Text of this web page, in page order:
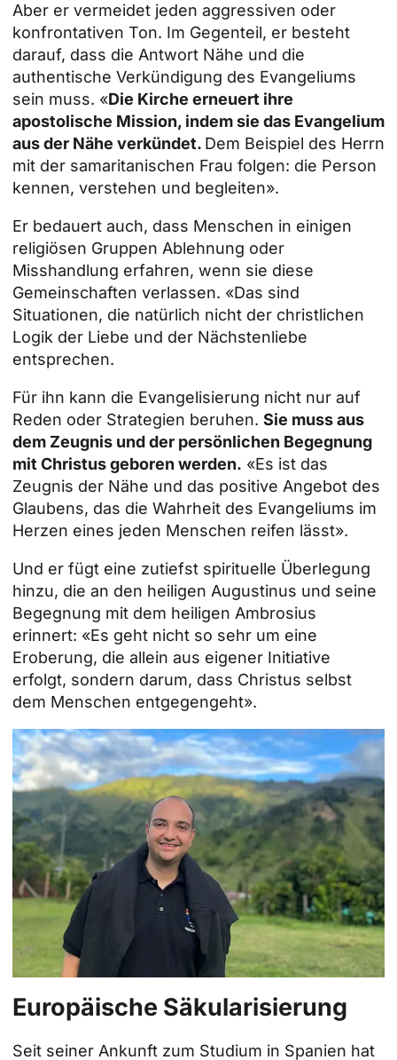
Aber er vermeidet jeden aggressiven oder
konfrontativen Ton. Im Gegenteil, er besteht
darauf, dass die Antwort Nähe und die
authentische Verkündigung des Evangeliums
sein muss. «Die Kirche erneuert ihre
apostolische Mission, indem sie das Evangelium
aus der Nähe verkündet. Dem Beispiel des Herrn
mit der samaritanischen Frau folgen: die Person
kennen, verstehen und begleiten».
Er bedauert auch, dass Menschen in einigen
religiösen Gruppen Ablehnung oder
Misshandlung erfahren, wenn sie diese
Gemeinschaften verlassen. «Das sind
Situationen, die natürlich nicht der christlichen
Logik der Liebe und der Nächstenliebe
entsprechen.
Für ihn kann die Evangelisierung nicht nur auf
Reden oder Strategien beruhen. Sie muss aus
dem Zeugnis und der persönlichen Begegnung
mit Christus geboren werden. «Es ist das
Zeugnis der Nähe und das positive Angebot des
Glaubens, das die Wahrheit des Evangeliums im
Herzen eines jeden Menschen reifen lässt».
Und er fügt eine zutiefst spirituelle Überlegung
hinzu, die an den heiligen Augustinus und seine
Begegnung mit dem heiligen Ambrosius
erinnert: «Es geht nicht so sehr um eine
Eroberung, die allein aus eigener Initiative
erfolgt, sondern darum, dass Christus selbst
dem Menschen entgegengeht».
Europäische Säkularisierung
Seit seiner Ankunft zum Studium in Spanien hat